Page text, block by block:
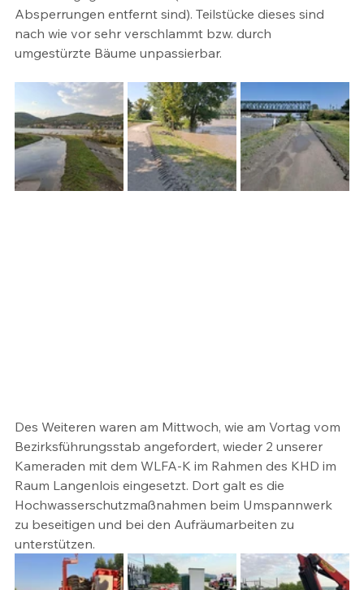
Absperrungen entfernt sind). Teilstücke dieses sind
nach wie vor sehr verschlammt bzw. durch
umgestürzte Bäume unpassierbar.
Des Weiteren waren am Mittwoch, wie am Vortag vom
Bezirksführungsstab angefordert, wieder 2 unserer
Kameraden mit dem WLFA-K im Rahmen des KHD im
Raum Langenlois eingesetzt. Dort galt es die
Hochwasserschutzmaßnahmen beim Umspannwerk
zu beseitigen und bei den Aufräumarbeiten zu
unterstützen.